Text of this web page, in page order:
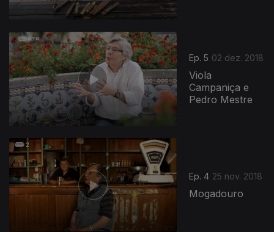
Ep. 5 02 dez. 2018
Viola
Campaniça e
Pedro Mestre
Ep. 4 25 nov. 2018
Mogadouro
375092